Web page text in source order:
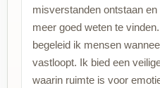
misverstanden ontstaan
meer goed weten te
begeleid ik mensen
vastloopt. Ik bied een
waarin ruimte is voor